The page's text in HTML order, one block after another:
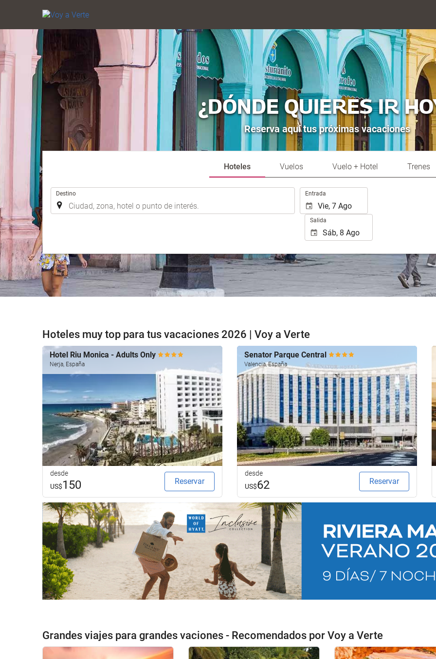
¿DÓNDE QUIERES IR
Reserva aquí tus próximas vacaciones
Hoteles Vuelos Vuelo + Hotel Trenes
Destino Entrada
Salida
Hoteles muy top para tus vacaciones 2026 | Voy a Verte
Hotel Riu Monica - Adults Only
Nerja, España
desde
US$150 Reservar
Senator Parque Central
Valencia, España
desde
US$62 Reservar
Grandes viajes para grandes vaciones - Recomendados por Voy a Verte